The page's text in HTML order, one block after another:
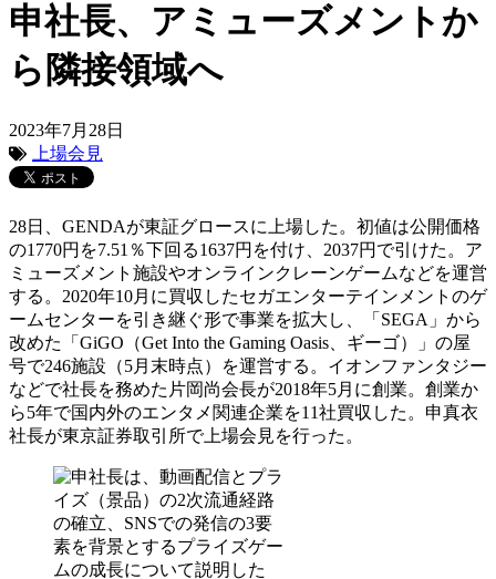
申社長、アミューズメントか
ら隣接領域へ
2023年7月28日
上場会見
28日、GENDAが東証グロースに上場した。初値は公開価格
の1770円を7.51％下回る1637円を付け、2037円で引けた。ア
ミューズメント施設やオンラインクレーンゲームなどを運営
する。2020年10月に買収したセガエンターテインメントのゲ
ームセンターを引き継ぐ形で事業を拡大し、「SEGA」から
改めた「GiGO（Get Into the Gaming Oasis、ギーゴ）」の屋
号で246施設（5月末時点）を運営する。イオンファンタジー
などで社長を務めた片岡尚会長が2018年5月に創業。創業か
ら5年で国内外のエンタメ関連企業を11社買収した。申真衣
社長が東京証券取引所で上場会見を行った。